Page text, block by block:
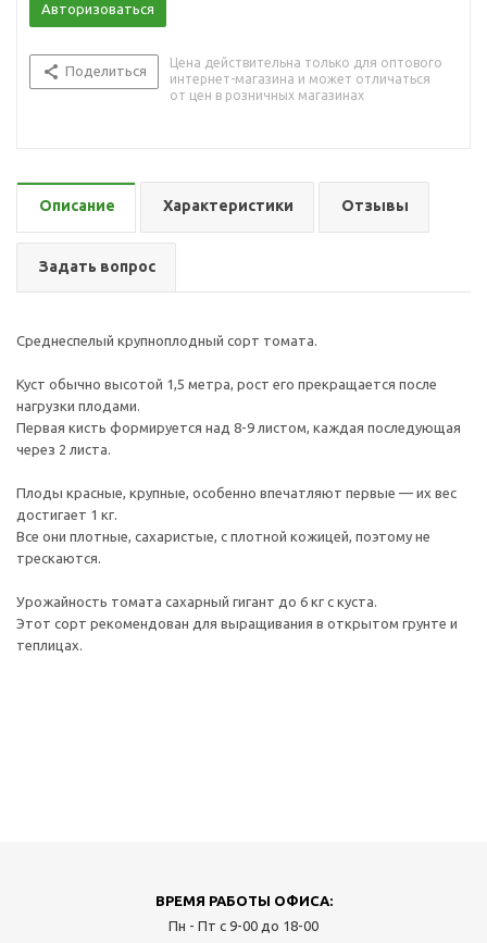
Авторизоваться
Поделиться
Цена действительна только для оптового
интернет-магазина и может отличаться
от цен в розничных магазинах
Описание Характеристики Отзывы
Задать вопрос
Среднеспелый крупноплодный сорт томата.
Куст обычно высотой 1,5 метра, рост его прекращается после
нагрузки плодами.
Первая кисть формируется над 8-9 листом, каждая последующая
через 2 листа.
Плоды красные, крупные, особенно впечатляют первые — их вес
достигает 1 кг.
Все они плотные, сахаристые, с плотной кожицей, поэтому не
трескаются.
Урожайность томата сахарный гигант до 6 кг с куста.
Этот сорт рекомендован для выращивания в открытом грунте и
теплицах.
ВРЕМЯ РАБОТЫ ОФИСА:
Пн - Пт с 9-00 до 18-00